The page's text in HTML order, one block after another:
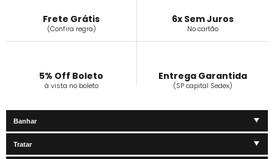
Frete Grátis
(Confira regra)
6x Sem Juros
No cartão
5% Off Boleto
à vista no boleto
Entrega Garantida
(SP capital Sedex)
Banhar
Tratar